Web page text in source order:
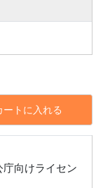
ートに入れる
向けライセン